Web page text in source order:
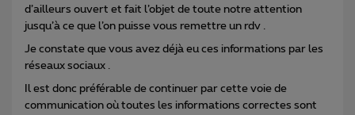
d’ailleurs ouvert et fait l’objet de toute notre attention
jusqu’à ce que l’on puisse vous remettre un rdv .
Je constate que vous avez déjà eu ces informations par les
réseaux sociaux .
Il est donc préférable de continuer par cette voie de
communication où toutes les informations correctes sont